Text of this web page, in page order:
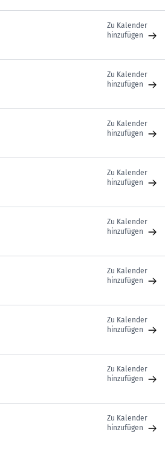
Zu Kalender
hinzufügen
Zu Kalender
hinzufügen
Zu Kalender
hinzufügen
Zu Kalender
hinzufügen
Zu Kalender
hinzufügen
Zu Kalender
hinzufügen
Zu Kalender
hinzufügen
Zu Kalender
hinzufügen
Zu Kalender
hinzufügen